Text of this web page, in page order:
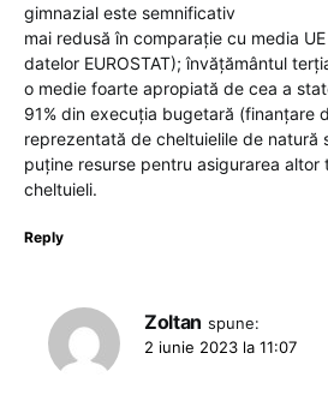
gimnazial este semnificativ
mai redusă în comparație cu media
datelor EUROSTAT); învățământul
o medie foarte apropiată de cea a
91% din execuția bugetară (finanțare
reprezentată de cheltuielile de natură
puține resurse pentru asigurarea altor
cheltuieli.
Reply
Zoltan spune:
2 iunie 2023 la 11:07